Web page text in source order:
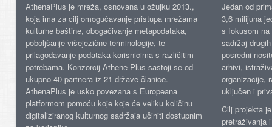
AthenaPlus je mreža, osnovana u ožujku 2013.,
koja ima za cilj omogućavanje pristupa mrežama
kulturne baštine, obogaćivanje metapodataka,
poboljšanje višejezične terminologije, te
prilagođavanje podataka korisnicima s različitim
potrebama. Konzorcij Athene Plus sastoji se od
ukupno 40 partnera iz 21 države članice.
AthenaPlus je usko povezana s Europeana
platformom pomoću koje koje će veliku količinu
digitaliziranog kulturnog sadržaja učiniti dostupnim
Jedan od
3,6 milijuna
s fokusom
sadržaj
posredni
arhivi,
organizacije,
uključen i
Cilj projekta
pretraživanja